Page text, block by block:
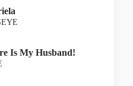
Is My Husband!